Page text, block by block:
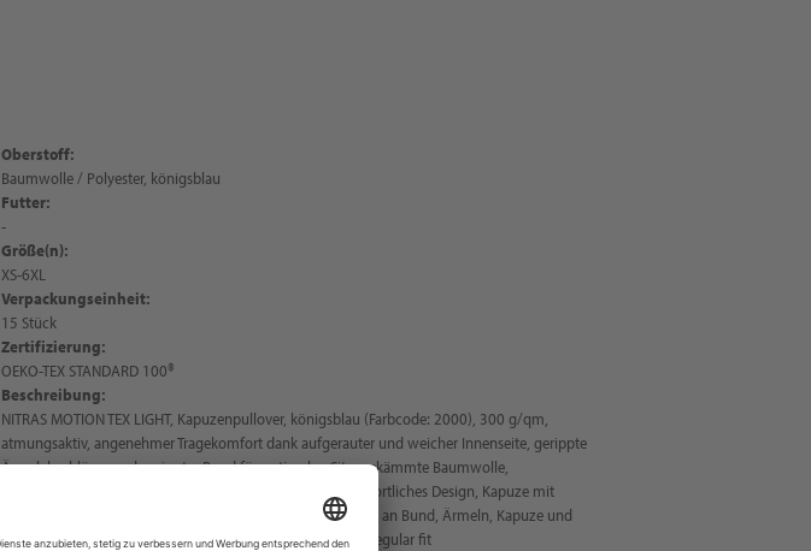
Oberstoff:
Baumwolle / Polyester, königsblau
Futter:
-
Größe(n):
XS-6XL
Verpackungseinheit:
15 Stück
Zertifizierung:
OEKO-TEX STANDARD 100®
Beschreibung:
NITRAS MOTION TEX LIGHT, Kapuzenpullover, königsblau (Farbcode: 2000), 300 g/qm,
atmungsaktiv, angenehmer Tragekomfort dank aufgerauter und weicher Innenseite, gerippte
Ärmelabschlüsse und gerippter Bund für optimalen Sitz, gekämmte Baumwolle,
einlaufvorbehandelt, enzym-behandelt, gerader Schnitt, sportliches Design, Kapuze mit
farblich abgestimmtem Kordelzug, langlebige Doppelnähte an Bund, Ärmeln, Kapuze und
aufgesetzter Kängurutasche, OEKO-TEX STANDARD 100®, Regular fit